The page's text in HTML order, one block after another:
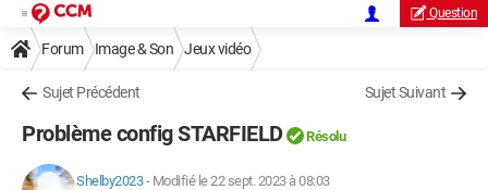
Question
Forum Image & Son Jeux vidéo
Sujet Précédent Sujet Suivant
Problème config STARFIELD Résolu
Shelby2023- Modifié le 22 sept. 2023 à 08:03